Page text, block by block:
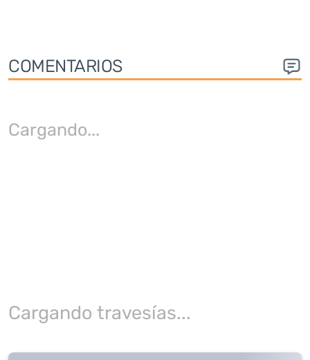
COMENTARIOS
Cargando...
Cargando travesías...